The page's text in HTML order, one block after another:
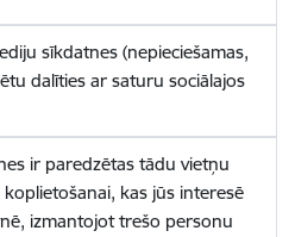
sīkdatnes (nepieciešamas,
dalīties ar saturu sociālajos
ir paredzētas tādu vietņu
kas jūs interesē
izmantojot trešo personu